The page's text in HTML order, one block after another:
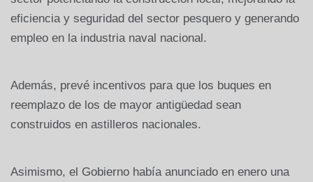
eficiencia y seguridad del sector pesquero y generando
empleo en la industria naval nacional.
Además, prevé incentivos para que los buques en
reemplazo de los de mayor antigüedad sean
construidos en astilleros nacionales.
Asimismo, el Gobierno había anunciado en enero una